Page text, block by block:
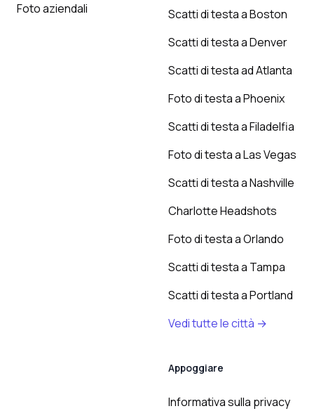
Foto aziendali
Scatti di testa a Boston
Scatti di testa a Denver
Scatti di testa ad Atlanta
Foto di testa a Phoenix
Scatti di testa a Filadelfia
Foto di testa a Las Vegas
Scatti di testa a Nashville
Charlotte Headshots
Foto di testa a Orlando
Scatti di testa a Tampa
Scatti di testa a Portland
Vedi tutte le città →
Appoggiare
Informativa sulla privacy